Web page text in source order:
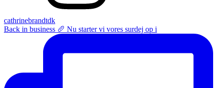
cathrinebrandtdk
Back in business 🥖 Nu starter vi vores surdej op i